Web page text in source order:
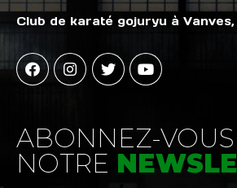
Club de karaté gojuryu à
ABONNEZ-
NOTRE